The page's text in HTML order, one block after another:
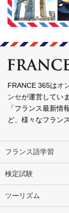
FRANCE 365はオ
ンセが運営していま
「フランス最新情
ど、様々なフラン
フランス語学習
検定試験
ツーリズム